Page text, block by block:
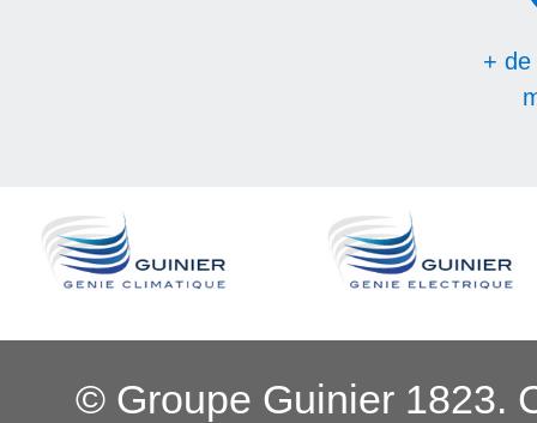
+
© Groupe Guinier 1823.